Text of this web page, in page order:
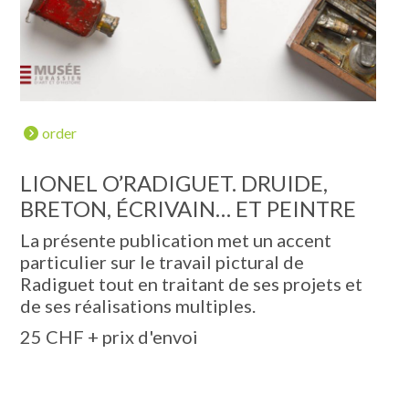
LIONEL O’RADIGUET. DRUIDE,
BRETON, ÉCRIVAIN… ET PEINTRE
La présente publication met un accent
particulier sur le travail pictural de
Radiguet tout en traitant de ses projets et
de ses réalisations multiples.
25 CHF + prix d'envoi
order